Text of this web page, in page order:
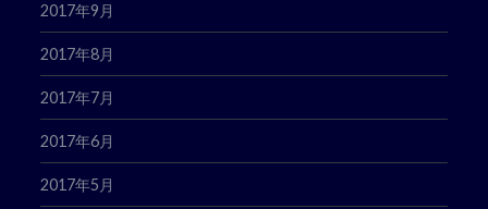
2017年9月
2017年8月
2017年7月
2017年6月
2017年5月